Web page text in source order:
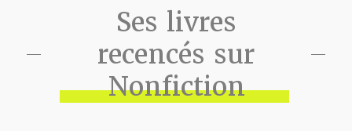
Ses livres
recencés sur
Nonfiction